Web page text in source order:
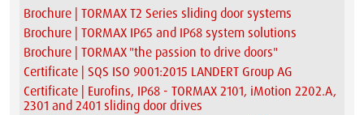
Brochure | TORMAX T2 Series sliding door systems
Brochure | TORMAX IP65 and IP68 system solutions
Brochure | TORMAX "the passion to drive doors"
Certificate | SQS ISO 9001:2015 LANDERT Group AG
Certificate | Eurofins, IP68 - TORMAX 2101, iMotion 2202.A,
2301 and 2401 sliding door drives